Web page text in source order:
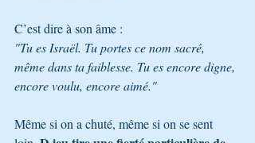
C’est dire à son âme :
"Tu es Israël. Tu portes ce nom sacré,
même dans ta faiblesse. Tu es encore digne,
encore voulu, encore aimé."
Même si on a chuté, même si on se sent